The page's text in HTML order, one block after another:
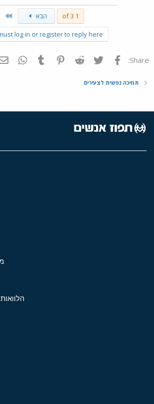
1 of 3 הבא
log in or register to reply here.
Share: פייסבוק Twitter
Reddit
Pinterest
Tumblr
תמיכה נפשית לצעירים